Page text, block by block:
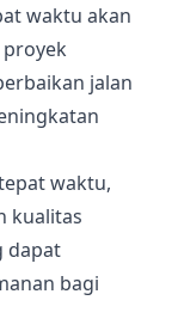
waktu akan
jalan
waktu,
kualitas
dapat
bagi